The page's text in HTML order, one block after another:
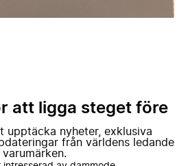
att ligga steget före
upptäcka nyheter, exklusiva
från världens ledande
varumärken.